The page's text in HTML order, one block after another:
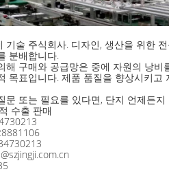
기술 주식회사. 디자인, 생산을 위한
분배합니다.
해 구매와 공급망은 중에 자원의 낭
목표입니다. 제품 품질을 향상시키
문 또는 필요를 있다면, 단지 언제든
수출 판매